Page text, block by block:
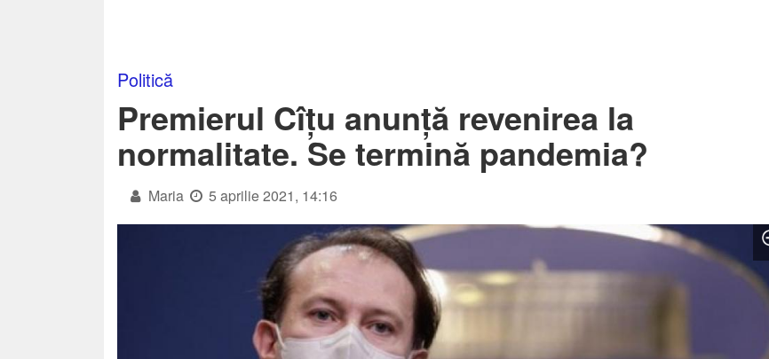
Politică
Premierul Cîțu anunță revenirea la
normalitate. Se termină pandemia?
Maria 5 aprilie 2021, 14:16